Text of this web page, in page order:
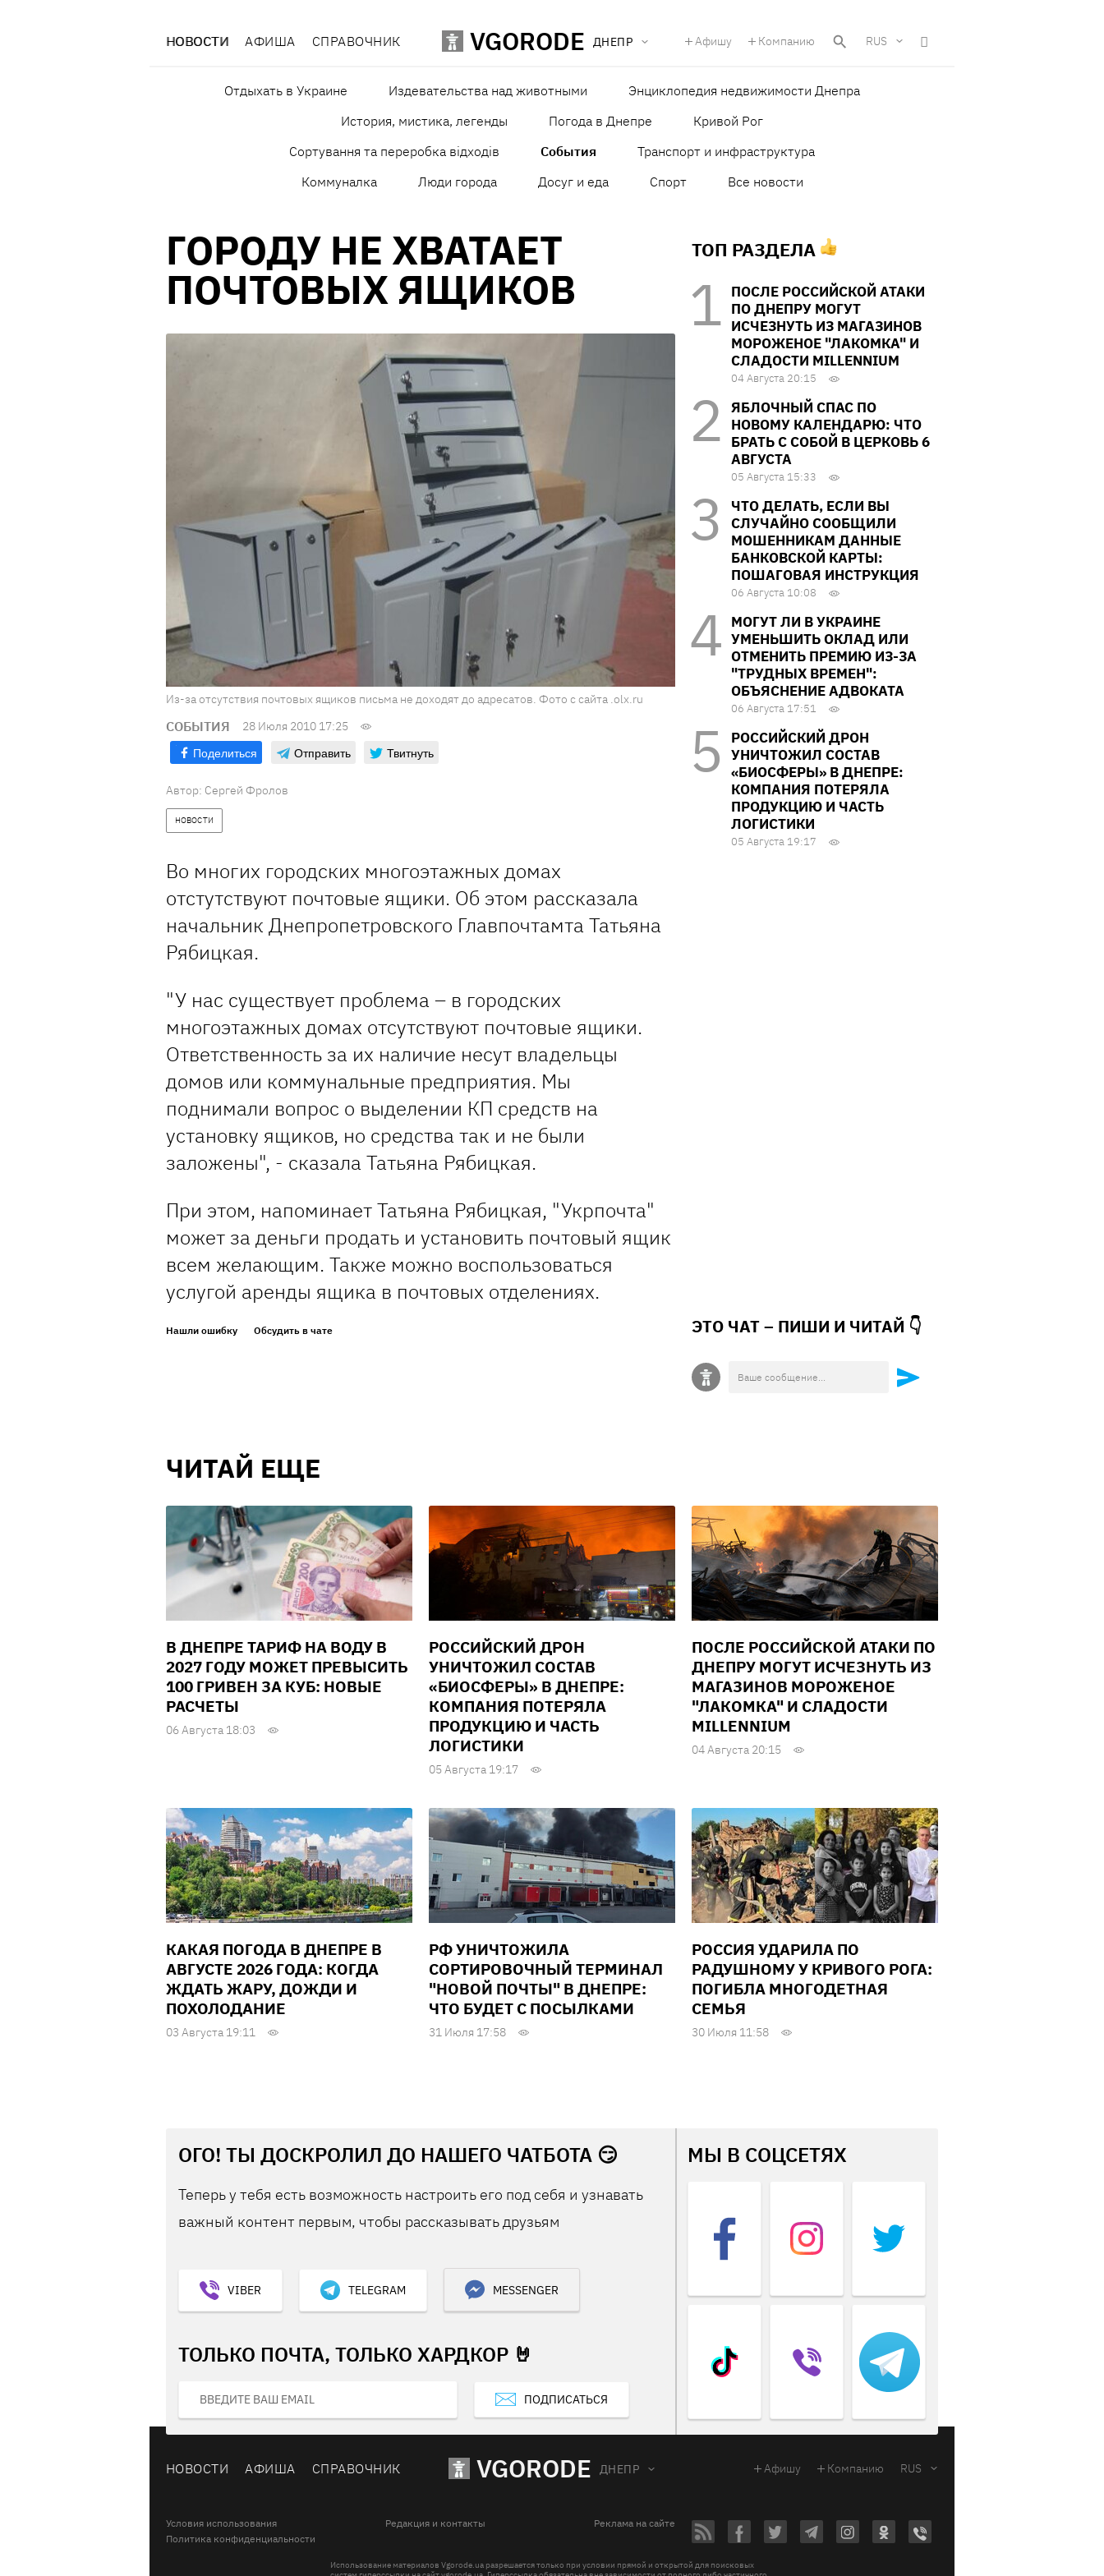
НОВОСТИ АФИША СПРАВОЧНИК VGORODE ДНЕПР Афишу Компанию RUS
Отдыхать в Украине Издевательства над животными
Энциклопедия недвижимости Днепра
История, мистика, легенды
Погода в Днепре
Кривой Рог
Сортування та переробка відходів
События
Транспорт и инфраструктура
Коммуналка
Люди города Досуг и еда Спорт Все новости
ГОРОДУ НЕ ХВАТАЕТ
ПОЧТОВЫХ ЯЩИКОВ
Из-за отсутствия почтовых ящиков письма не доходят до адресатов. Фото с сайта .olx.ru
СОБЫТИЯ 28 Июля 2010 17:25
Поделиться Отправить Твитнуть
Автор: Сергей Фролов
НОВОСТИ
Во многих городских многоэтажных домах
отстутствуют почтовые ящики. Об этом рассказала
начальник Днепропетровского Главпочтамта Татьяна
Рябицкая.
"У нас существует проблема – в городских
многоэтажных домах отсутствуют почтовые ящики.
Ответственность за их наличие несут владельцы
домов или коммунальные предприятия. Мы
поднимали вопрос о выделении КП средств на
установку ящиков, но средства так и не были
заложены", - сказала Татьяна Рябицкая.
При этом, напоминает Татьяна Рябицкая, "Укрпочта"
может за деньги продать и установить почтовый ящик
всем желающим. Также можно воспользоваться
услугой аренды ящика в почтовых отделениях.
Нашли ошибку Обсудить в чате
ТОП РАЗДЕЛА
ПОСЛЕ РОССИЙСКОЙ АТАКИ
ПО ДНЕПРУ МОГУТ
ИСЧЕЗНУТЬ ИЗ МАГАЗИНОВ
МОРОЖЕНОЕ "ЛАКОМКА" И
СЛАДОСТИ MILLENNIUM
04 Августа 20:15
ЯБЛОЧНЫЙ СПАС ПО
НОВОМУ КАЛЕНДАРЮ: ЧТО
БРАТЬ С СОБОЙ В ЦЕРКОВЬ 6
АВГУСТА
05 Августа 15:33
ЧТО ДЕЛАТЬ, ЕСЛИ ВЫ
СЛУЧАЙНО СООБЩИЛИ
МОШЕННИКАМ ДАННЫЕ
БАНКОВСКОЙ КАРТЫ:
ПОШАГОВАЯ ИНСТРУКЦИЯ
06 Августа 10:08
МОГУТ ЛИ В УКРАИНЕ
УМЕНЬШИТЬ ОКЛАД ИЛИ
ОТМЕНИТЬ ПРЕМИЮ ИЗ-ЗА
"ТРУДНЫХ ВРЕМЕН":
ОБЪЯСНЕНИЕ АДВОКАТА
06 Августа 17:51
РОССИЙСКИЙ ДРОН
УНИЧТОЖИЛ СОСТАВ
«БИОСФЕРЫ» В ДНЕПРЕ:
КОМПАНИЯ ПОТЕРЯЛА
ПРОДУКЦИЮ И ЧАСТЬ
ЛОГИСТИКИ
05 Августа 19:17
ЭТО ЧАТ – ПИШИ И ЧИТАЙ 👇
ЧИТАЙ ЕЩЕ
В ДНЕПРЕ ТАРИФ НА ВОДУ В
2027 ГОДУ МОЖЕТ ПРЕВЫСИТЬ
100 ГРИВЕН ЗА КУБ: НОВЫЕ
РАСЧЕТЫ
06 Августа 18:03
РОССИЙСКИЙ ДРОН
УНИЧТОЖИЛ СОСТАВ
«БИОСФЕРЫ» В ДНЕПРЕ:
КОМПАНИЯ ПОТЕРЯЛА
ПРОДУКЦИЮ И ЧАСТЬ
ЛОГИСТИКИ
05 Августа 19:17
ПОСЛЕ РОССИЙСКОЙ АТАКИ ПО
ДНЕПРУ МОГУТ ИСЧЕЗНУТЬ ИЗ
МАГАЗИНОВ МОРОЖЕНОЕ
"ЛАКОМКА" И СЛАДОСТИ
MILLENNIUM
04 Августа 20:15
КАКАЯ ПОГОДА В ДНЕПРЕ В
АВГУСТЕ 2026 ГОДА: КОГДА
ЖДАТЬ ЖАРУ, ДОЖДИ И
ПОХОЛОДАНИЕ
03 Августа 19:11
РФ УНИЧТОЖИЛА
СОРТИРОВОЧНЫЙ ТЕРМИНАЛ
"НОВОЙ ПОЧТЫ" В ДНЕПРЕ:
ЧТО БУДЕТ С ПОСЫЛКАМИ
31 Июля 17:58
РОССИЯ УДАРИЛА ПО
РАДУШНОМУ У КРИВОГО РОГА:
ПОГИБЛА МНОГОДЕТНАЯ
СЕМЬЯ
30 Июля 11:58
ОГО! ТЫ ДОСКРОЛИЛ ДО НАШЕГО ЧАТБОТА 😏
Теперь у тебя есть возможность настроить его под себя и узнавать
важный контент первым, чтобы рассказывать друзьям
VIBER TELEGRAM MESSENGER
ТОЛЬКО ПОЧТА, ТОЛЬКО ХАРДКОР 🤘
ПОДПИСАТЬСЯ
МЫ В СОЦСЕТЯХ
НОВОСТИ АФИША СПРАВОЧНИК VGORODE ДНЕПР Афишу Компанию RUS
Условия использования Редакция и контакты
Реклама на сайте
Политика конфиденциальности
Использование материалов Vgorode.ua разрешается только при условии прямой и открытой для поисковых